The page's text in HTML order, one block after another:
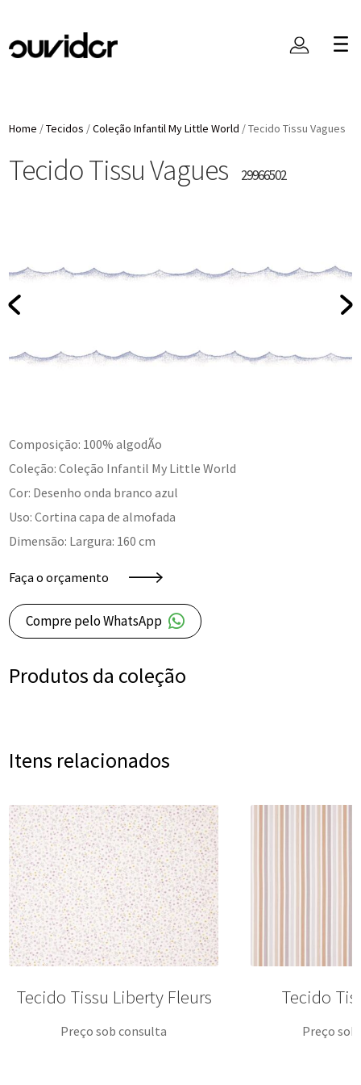
Home /Tecidos /Coleção Infantil My Little World /Tecido Tissu Vagues
Tecido Tissu Vagues 29966502
Composição: 100% algodÃo
Coleção: Coleção Infantil My Little World
Cor: Desenho onda branco azul
Uso: Cortina capa de almofada
Dimensão: Largura: 160 cm
Faça o orçamento
Compre pelo WhatsApp
Produtos da coleção
Itens relacionados
Tecido Tissu Liberty Fleurs
Preço sob consulta
Tecido
Preço